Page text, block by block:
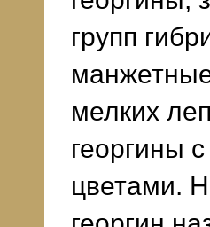
групп
мелких
георгины
цветами.